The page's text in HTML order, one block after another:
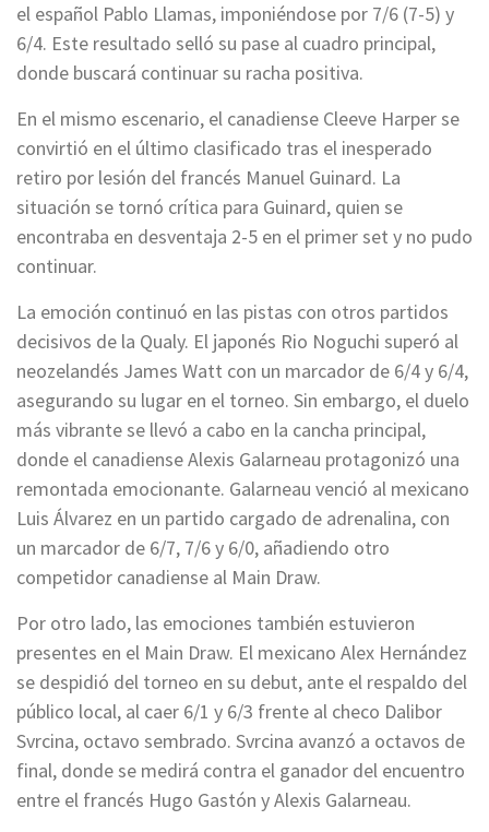
el español Pablo Llamas, imponiéndose por 7/6 (7-5) y
6/4. Este resultado selló su pase al cuadro principal,
donde buscará continuar su racha positiva.
En el mismo escenario, el canadiense Cleeve Harper se
convirtió en el último clasificado tras el inesperado
retiro por lesión del francés Manuel Guinard. La
situación se tornó crítica para Guinard, quien se
encontraba en desventaja 2-5 en el primer set y no pudo
continuar.
La emoción continuó en las pistas con otros partidos
decisivos de la Qualy. El japonés Rio Noguchi superó al
neozelandés James Watt con un marcador de 6/4 y 6/4,
asegurando su lugar en el torneo. Sin embargo, el duelo
más vibrante se llevó a cabo en la cancha principal,
donde el canadiense Alexis Galarneau protagonizó una
remontada emocionante. Galarneau venció al mexicano
Luis Álvarez en un partido cargado de adrenalina, con
un marcador de 6/7, 7/6 y 6/0, añadiendo otro
competidor canadiense al Main Draw.
Por otro lado, las emociones también estuvieron
presentes en el Main Draw. El mexicano Alex Hernández
se despidió del torneo en su debut, ante el respaldo del
público local, al caer 6/1 y 6/3 frente al checo Dalibor
Svrcina, octavo sembrado. Svrcina avanzó a octavos de
final, donde se medirá contra el ganador del encuentro
entre el francés Hugo Gastón y Alexis Galarneau.